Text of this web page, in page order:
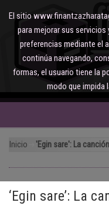
contenido
Inicio 'Egin sare': La
‘Egin sare’: La
El sitio
para mejorar sus
preferencias mediante el
continúa navegando,
formas, el usuario tiene la
modo que impida